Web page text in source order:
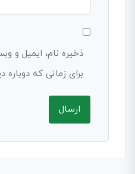
ذخیره نام، ایمیل و
برای زمانی که